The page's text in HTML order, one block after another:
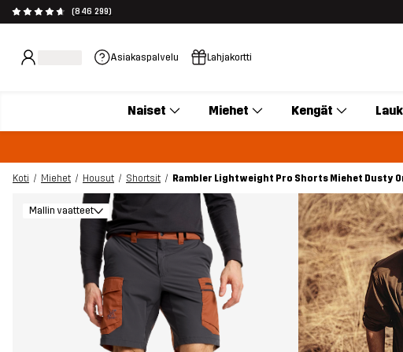
(846 299)
Asiakaspalvelu Lahjakortti
Naiset Miehet Kengät
Koti Miehet Housut Shortsit
Rambler Lightweight Pro Shorts Miehet Dusty
Mallin vaatteet